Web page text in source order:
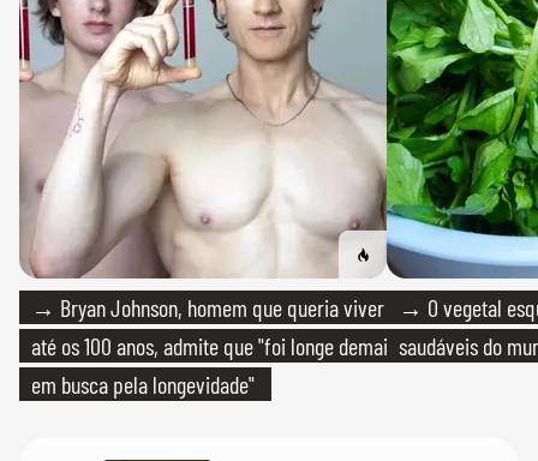
→ Bryan Johnson, homem que queria viver
até os 100 anos, admite que "foi longe demais
em busca pela longevidade"
→ O vegetal
saudáveis do